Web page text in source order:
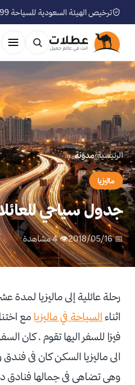
ترخيص الهيئة السعودية للسياحة 73105299
الرئيسية›مدوّنة
ماليزيا
جدول سياحي
📅 2018/05/16 👁 4 مشاهدة
رحلة عائلية إلى ماليزيا لمدة
اثناء السياحة في ماليزيا مع
فيزا للسفر اليها تقوم ، كان
الى ماليزيا السكن كان فى
وهى تضاهى فى جمالها فنادق